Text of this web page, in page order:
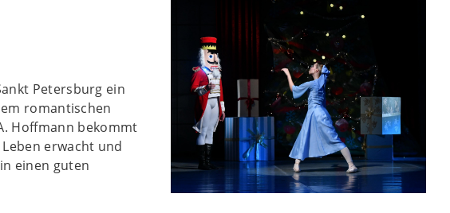
Petersburg ein
romantischen
Hoffmann bekommt
erwacht und
einen guten